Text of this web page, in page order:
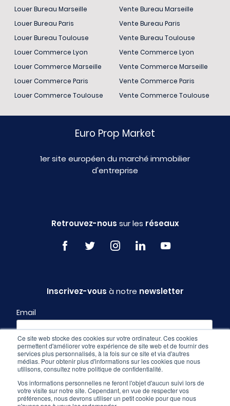
Ce site web stocke des cookies sur votre ordinateur. Ces cookies
permettent d'améliorer votre expérience de site web et de fournir des
services plus personnalisés, à la fois sur ce site et via d'autres
médias. Pour obtenir plus d'informations sur les cookies que nous
utilisons, consultez notre politique de confidentialité.
Vos informations personnelles ne feront l'objet d'aucun suivi lors de
votre visite sur notre site. Cependant, en vue de respecter vos
préférences, nous devrons utiliser un petit cookie pour que nous
Louer Bureau Marseille
Louer Bureau Paris
Louer Bureau Toulouse
Louer Commerce Lyon
Louer Commerce Marseille
Louer Commerce Paris
Louer Commerce Toulouse
Vente Bureau Marseille
Vente Bureau Paris
Vente Bureau Toulouse
Vente Commerce Lyon
Vente Commerce Marseille
Vente Commerce Paris
Vente Commerce Toulouse
Euro Prop Market
1er site européen du marché immobilier
d'entreprise
Retrouvez-nous sur les réseaux
Inscrivez-vous à notre newsletter
Email
Profil